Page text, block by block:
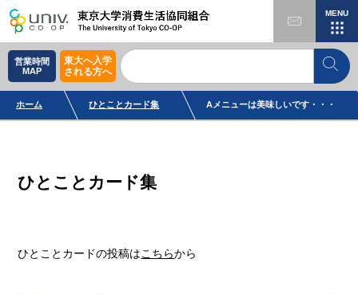
MENU
営業時間
MAP
東大へ入学
される方へ
ホーム ひとことカード集 Aメニューは美味しいです・・・
ひとことカード集
ひとことカードの投稿はこちらから